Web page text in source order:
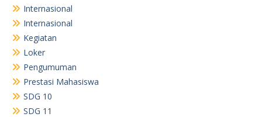
Internasional
Internasional
Kegiatan
Loker
Pengumuman
Prestasi Mahasiswa
SDG 10
SDG 11